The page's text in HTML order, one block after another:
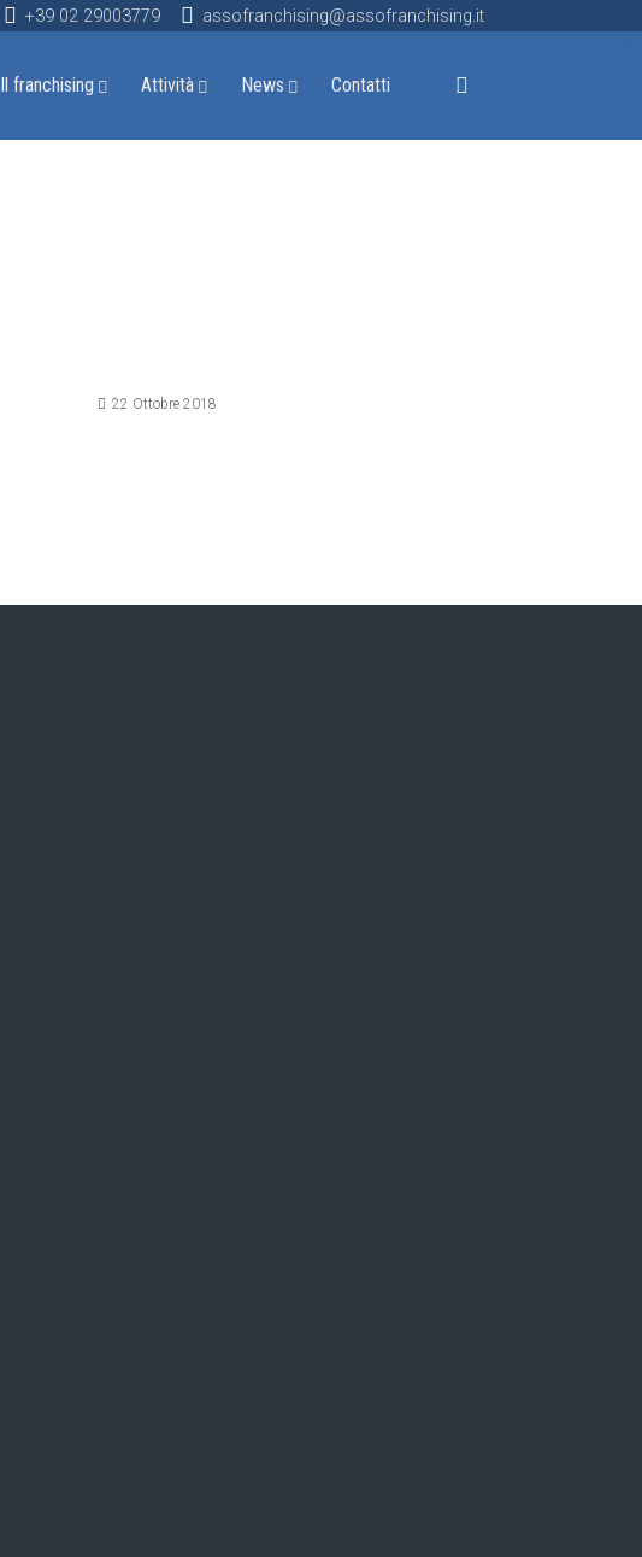
+39 02 29003779 assofranchising@assofranchising.it
Il franchising Attività News Contatti
Dettagli
22 Ottobre 2018